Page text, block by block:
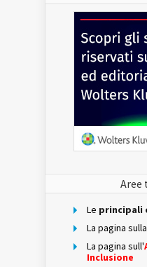
Aree
Le principali
La pagina sulla
La pagina sull'
Inclusione